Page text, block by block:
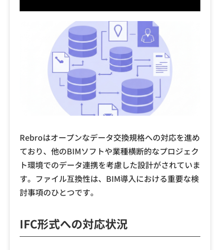
Rebroはオープンなデータ交換規格への対応を進め
ており、他のBIMソフトや業種横断的なプロジェク
ト環境でのデータ連携を考慮した設計がされていま
す。ファイル互換性は、BIM導入における重要な検
討事項のひとつです。
IFC形式への対応状況